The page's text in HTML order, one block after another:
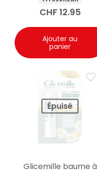
CHF 12.95
Ajouter au
panier
Épuisé
Glicemille baume à